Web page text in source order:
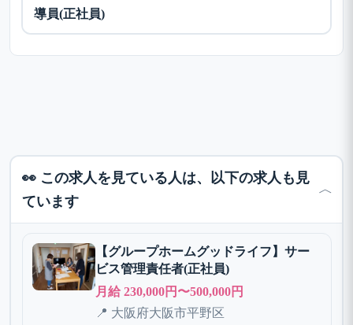
導員(正社員)
👀 この求人を見ている人は、以下の求人も見
ています
﹀
【グループホームグッドライフ】サー
ビス管理責任者(正社員)
月給 230,000円〜500,000円
📍 大阪府大阪市平野区